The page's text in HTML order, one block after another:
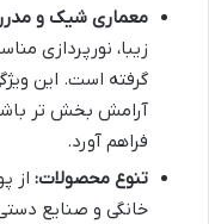
معماری شیک و
زیبا، نورپردازی
گرفته است. این
آرامش بخش تر
فراهم آورد.
تنوع محصولات: از
خانگی و صنایع